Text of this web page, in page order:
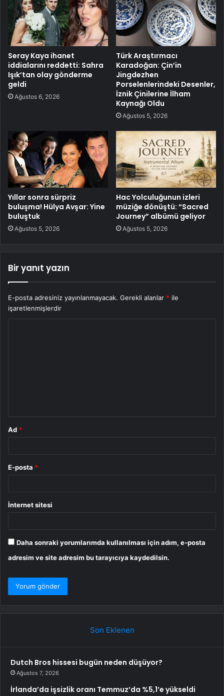
Seray Kaya ihanet
iddialarını reddetti: Sahra
Işık’tan olay gönderme
geldi
Ağustos 6, 2026
Türk Araştırmacı
Karadoğan: Çin’in
Jingdezhen
Porselenlerindeki Desenler,
İznik Çinilerine İlham
Kaynağı Oldu
Ağustos 5, 2026
Yıllar sonra sürpriz
buluşma! Hülya Avşar: Yine
buluştuk
Ağustos 5, 2026
Hac Yolculuğunun izleri
müziğe dönüştü: “Sacred
Journey” albümü geliyor
Ağustos 5, 2026
Bir yanıt yazın
E-posta adresiniz yayınlanmayacak. Gerekli alanlar * ile
işaretlenmişlerdir
Ad *
E-posta *
İnternet sitesi
Daha sonraki yorumlarımda kullanılması için adım, e-posta
adresim ve site adresim bu tarayıcıya kaydedilsin.
Son Eklenen
Dutch Bros hissesi bugün neden düşüyor?
Ağustos 7, 2026
İrlanda’da işsizlik oranı Temmuz’da %5,1’e yükseldi